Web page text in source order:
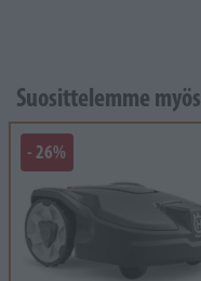
Suosittelemme myös
- 26%